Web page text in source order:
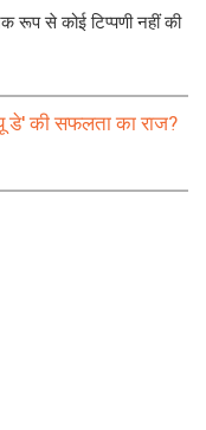
रूप से कोई टिप्पणी नहीं की
डे' की सफलता का राज?